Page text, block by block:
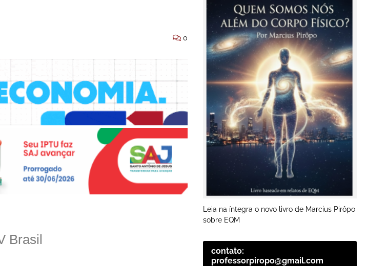
0
Brasil
Leia na íntegra o novo livro de Marcius Pirôpo
sobre EQM
contato:
professorpiropo@gmail.com